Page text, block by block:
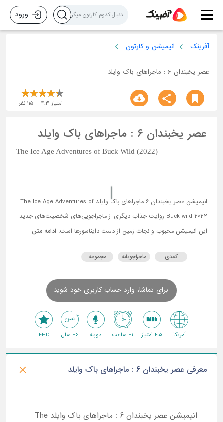
ورود
آفرینک انیمیشن و کارتون
عصر یخبندان 6 : ماجراهای باک وایلد
امتیاز 4.3
115 نفر
عصر یخبندان 6 : ماجراهای باک وایلد
The Ice Age Adventures of Buck Wild (2022)
انیمیشن عصر یخبندان 6 ماجراهای باک وایلد The Ice Age Adventures of
Buck wild 2022 روایت جذاب دیگری از ماجراجویی‌های شخصیت‌های جدید
این انیمیشن محبوب و نجات زمین از دست دایناسورها است. ادامه متن
کمدی ماجراجویانه مجموعه
برای تماشا، وارد حساب کاربری خود شوید
آمریکا 4.5 امتیاز 1+ ساعت دوبله 6+ سال FHD
معرفی عصر یخبندان 6 : ماجراهای باک وایلد
انیمیشن عصر یخبندان 6 : ماجراهای باک وایلد The